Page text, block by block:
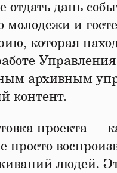
дань
молодежи и
которая
архивным
контент.
проекта —
просто
людей.